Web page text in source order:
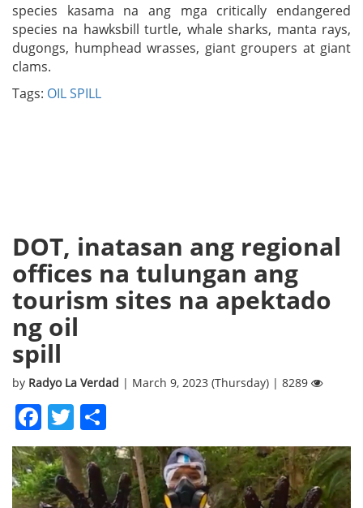
species kasama na ang mga critically endangered
species na hawksbill turtle, whale sharks, manta rays,
dugongs, humphead wrasses, giant groupers at giant
clams.
Tags: OIL SPILL
DOT, inatasan ang regional
offices na tulungan ang
tourism sites na apektado
ng oil
by Radyo La Verdad | March 9, 2023 (Thursday) | 8289
Facebook
Twitter